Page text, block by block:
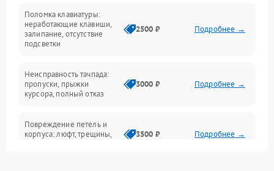
Интерфейсные проблемы
Батарея
Сеть и интернет
Поломка клавиатуры:
неработающие клавиши,
залипание, отсутствие
подсветки
2500 ₽ Подробнее →
Неисправность тачпада:
пропуски, прыжки
курсора, полный отказ
3000 ₽ Подробнее →
Повреждение петель и
корпуса: люфт, трещины,
3500 ₽ Подробнее →